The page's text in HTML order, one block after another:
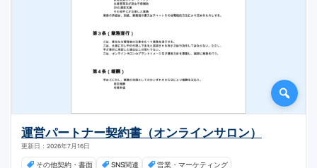
運営パートナー契約書（オンラインサロン）
更新日：2026年7月16日
その他契約・書面 SNS関連 営業・マーケティング